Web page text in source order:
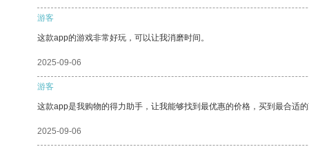
游客
这款app的游戏非常好玩，可以让我消磨时间。
2025-09-06
游客
这款app是我购物的得力助手，让我能够找到最优惠的价格，买到最合适的
2025-09-06